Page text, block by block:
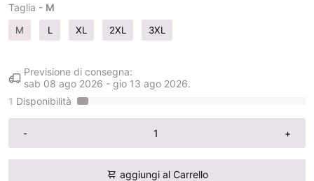
Taglia - M
M L XL 2XL 3XL
Previsione di consegna:
sab 08 ago 2026 - gio 13 ago 2026.
1 Disponibilità
- +
aggiungi al Carrello